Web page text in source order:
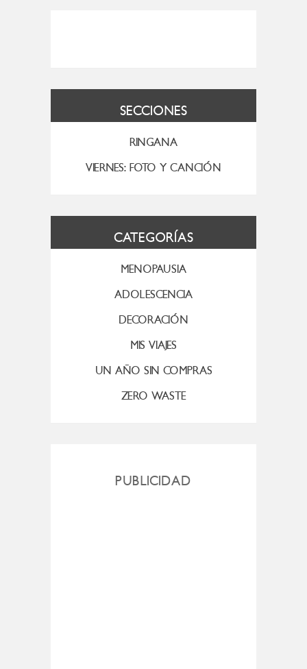
SECCIONES
RINGANA
VIERNES: FOTO Y CANCIÓN
CATEGORÍAS
MENOPAUSIA
ADOLESCENCIA
DECORACIÓN
MIS VIAJES
UN AÑO SIN COMPRAS
ZERO WASTE
PUBLICIDAD